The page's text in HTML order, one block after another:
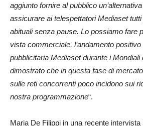
aggiunto fornire al pubblico
assicurare ai telespettatori Mediaset
abituali senza pause. Lo possiamo fare
vista commerciale, l’andamento
pubblicitaria Mediaset durante i Mondiali
dimostrato che in questa fase di
sulle reti concorrenti poco incidono sui
nostra programmazione“.
Maria De Filippi in una recente